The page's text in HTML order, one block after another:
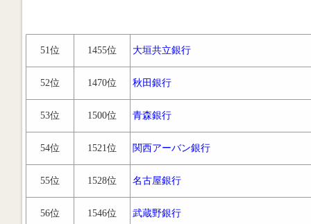
51位 1455位 大垣共立銀行
52位 1470位 秋田銀行
53位 1500位 青森銀行
54位 1521位 関西アーバン銀行
55位 1528位 名古屋銀行
56位 1546位 武蔵野銀行